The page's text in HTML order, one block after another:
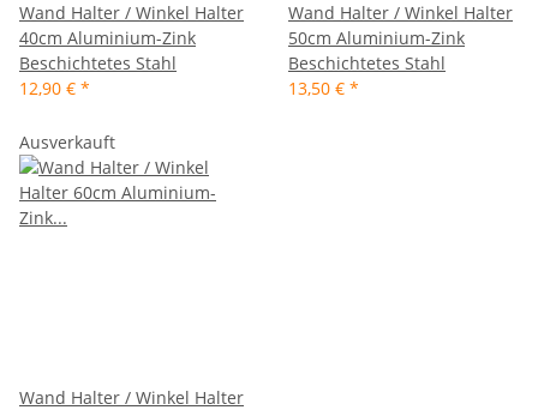
Wand Halter / Winkel Halter
40cm Aluminium-Zink
Beschichtetes Stahl
12,90 € *
Wand Halter / Winkel Halter
50cm Aluminium-Zink
Beschichtetes Stahl
13,50 € *
Ausverkauft
Wand Halter / Winkel Halter